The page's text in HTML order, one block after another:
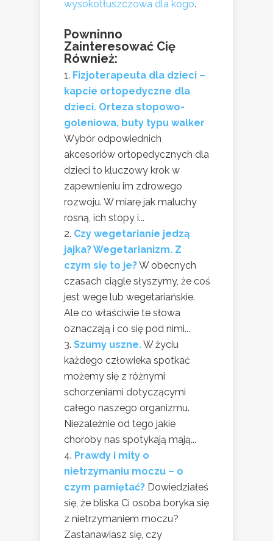
wysokotłuszczowa dla kogo.
Powninno
Zainteresować Cię
Również:
Fizjoterapeuta dla dzieci –
kapcie ortopedyczne dla
dzieci. Orteza stopowo-
goleniowa, buty typu walker
Wybór odpowiednich
akcesoriów ortopedycznych dla
dzieci to kluczowy krok w
zapewnieniu im zdrowego
rozwoju. W miarę jak maluchy
rosną, ich stopy i...
Czy wegetarianie jedzą
jajka? Wegetarianizm. Z
czym się to je?W obecnych
czasach ciągle słyszymy, że coś
jest wege lub wegetariańskie.
Ale co właściwie te słowa
oznaczają i co się pod nimi...
Szumy uszne.W życiu
każdego człowieka spotkać
możemy się z różnymi
schorzeniami dotyczącymi
całego naszego organizmu.
Niezależnie od tego jakie
choroby nas spotykają mają...
Prawdy i mity o
nietrzymaniu moczu – o
czym pamiętać? Dowiedziałeś
się, że bliska Ci osoba boryka się
z nietrzymaniem moczu?
Zastanawiasz się, czy